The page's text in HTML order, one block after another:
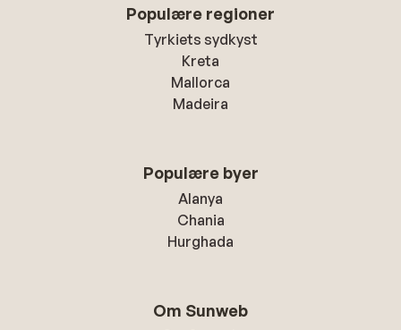
Populære regioner
Tyrkiets sydkyst
Kreta
Mallorca
Madeira
Populære byer
Alanya
Chania
Hurghada
Om Sunweb